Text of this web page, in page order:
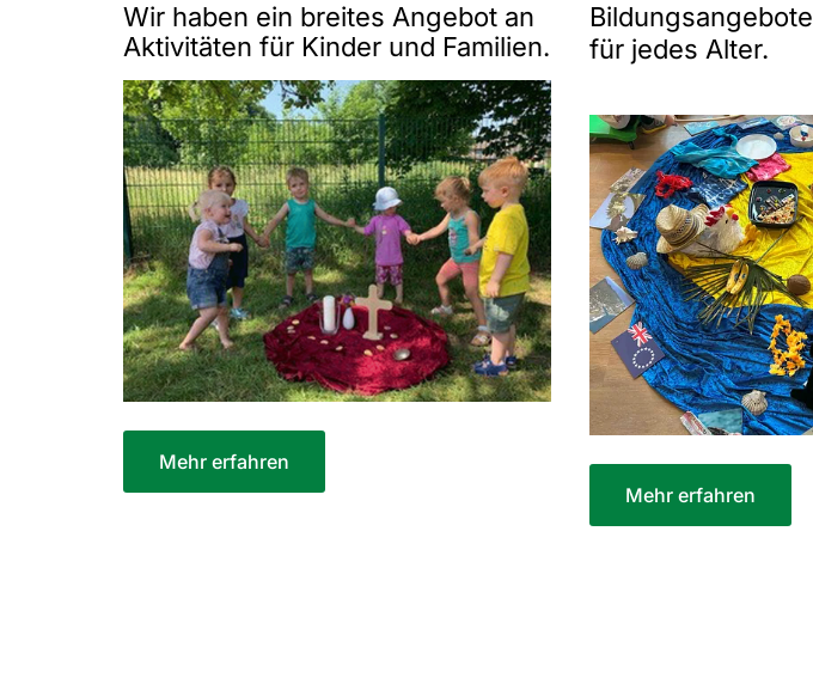
Wir haben ein breites Angebot an
Aktivitäten für Kinder und Familien.
Mehr erfahren
Bildungsangebote
für jedes Alter.
Mehr erfahren